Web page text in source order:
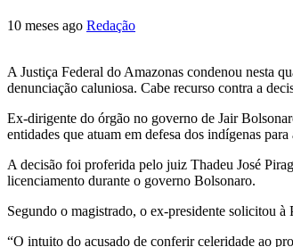
10 meses ago Redação
A Justiça Federal do Amazonas condenou nesta
denunciação caluniosa. Cabe recurso contra a
Ex-dirigente do órgão no governo de Jair
entidades que atuam em defesa dos indígenas
A decisão foi proferida pelo juiz Thadeu José
licenciamento durante o governo Bolsonaro.
Segundo o magistrado, o ex-presidente solicitou
“O intuito do acusado de conferir celeridade ao